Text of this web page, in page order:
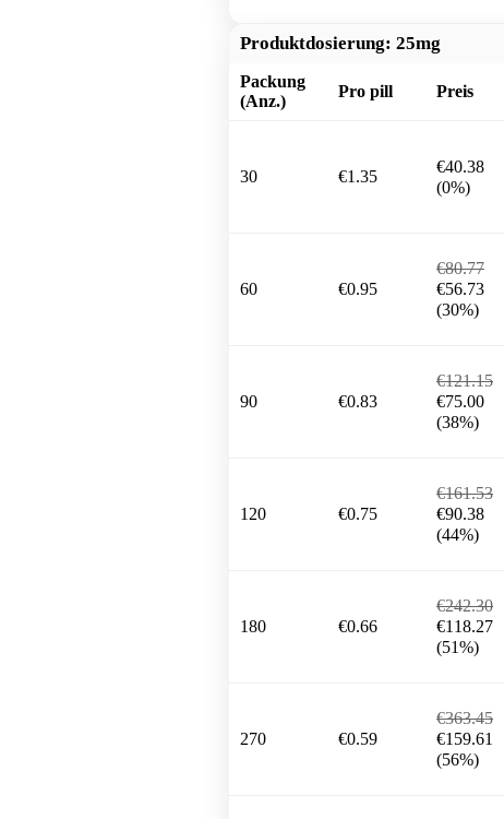
Produktdosierung: 25mg
Packung
(Anz.)
Pro pill Preis
30 €1.35
€40.38
(0%)
60 €0.95
€80.77
€56.73
(30%)
90 €0.83
€121.15
€75.00
(38%)
120 €0.75
€161.53
€90.38
(44%)
180 €0.66
€242.30
€118.27
(51%)
270 €0.59
€363.45
€159.61
(56%)